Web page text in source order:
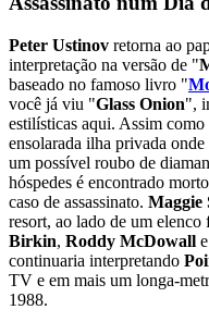
Peter Ustinov retorna ao
interpretação na versão de "
baseado no famoso livro "
você já viu "Glass Onion",
estilísticas aqui. Assim como
ensolarada ilha privada
um possível roubo de
hóspedes é encontrado
caso de assassinato. Maggie
resort, ao lado de um elenco
Birkin, Roddy McDowall e
continuaria interpretando
TV e em mais um longa-
1988.